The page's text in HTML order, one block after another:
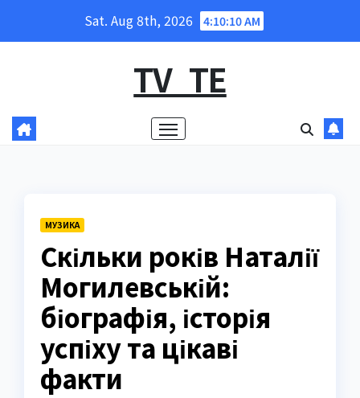
Sat. Aug 8th, 2026 4:10:10 AM
TV_TE
МУЗИКА
Скільки років Наталії
Могилевській:
біографія, історія
успіху та цікаві
факти